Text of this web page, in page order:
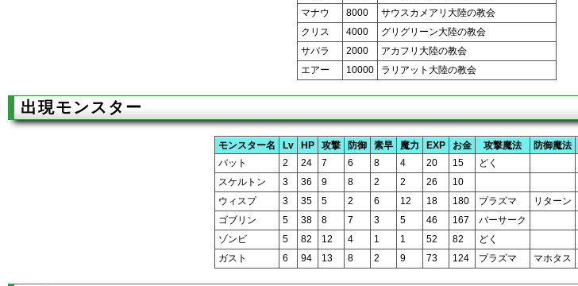
マナウ
8000
サウスカメアリ大陸の教会
クリス
4000
グリグリーン大陸の教会
サバラ
2000
アカフリ大陸の教会
エアー
10000 ラリアット大陸の教会
出現モンスター
モンスター名 Lv HP 攻撃 防御 素早 魔力 EXP お金 攻撃魔法 防御魔法
バット
2 24 7 6 8 4 20 15 どく
スケルトン
3 36 9 8 2 2 26 10
ウィスプ
3 35 5 2 6 12 18 180 プラズマ リターン
ゴブリン
5 38 8 7 3 5 46 167 バーサーク
ゾンビ
5 82 12 4 1 1 52 82 どく
ガスト
6 94 13 8 2 9 73 124 プラズマ マホタス